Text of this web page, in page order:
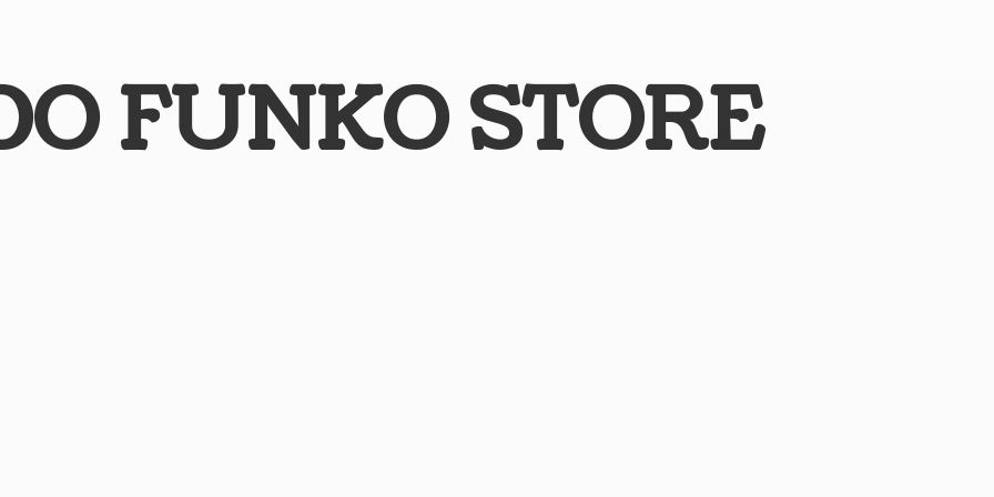
FUNKO STORE